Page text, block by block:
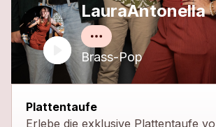
LauraAntonella
Brass-Pop
Plattentaufe
Erlebe die exklusive Plattentaufe